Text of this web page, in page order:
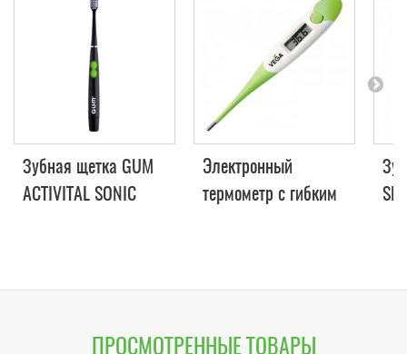
Зубная щетка GUM
ACTIVITAL SONIC
Электронный
термометр с гибким
ПРОСМОТРЕННЫЕ ТОВАРЫ